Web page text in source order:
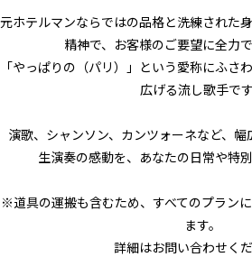
元ホテルマンならではの品格と洗練された
精神で、お客様のご要望に全力
「やっぱりの（パリ）」という愛称にふさ
広げる流し歌手です
演歌、シャンソン、カンツォーネなど、幅
生演奏の感動を、あなたの日常や特
※道具の運搬も含むため、すべてのプラン
ます。
詳細はお問い合わせくだ